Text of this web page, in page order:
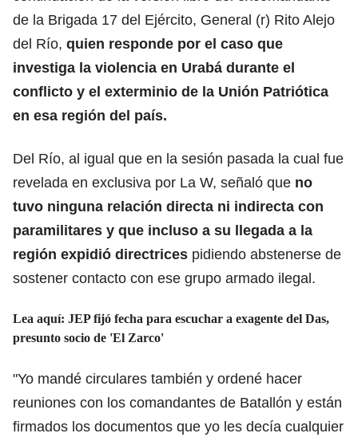
de la Brigada 17 del Ejército, General (r) Rito Alejo
del Río, quien responde por el caso que
investiga la violencia en Urabá durante el
conflicto y el exterminio de la Unión Patriótica
en esa región del país.
Del Río, al igual que en la sesión pasada la cual fue
revelada en exclusiva por La W, señaló que no
tuvo ninguna relación directa ni indirecta con
paramilitares y que incluso a su llegada a la
región expidió directrices pidiendo abstenerse de
sostener contacto con ese grupo armado ilegal.
Lea aquí: JEP fijó fecha para escuchar a exagente del Das,
presunto socio de 'El Zarco'
"Yo mandé circulares también y ordené hacer
reuniones con los comandantes de Batallón y están
firmados los documentos que yo les decía cualquier